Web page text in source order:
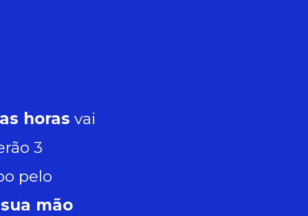
horas vai
3
pelo
mão